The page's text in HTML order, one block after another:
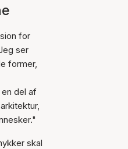
for
ser
former,
del af
skal